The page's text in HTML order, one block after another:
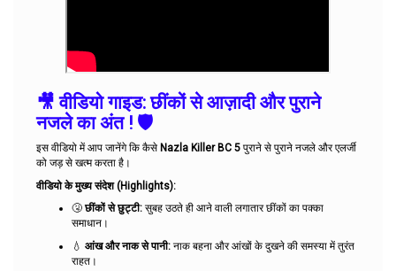
🎥 वीडियो गाइड: छींकों से आज़ादी और पुराने
नजले का अंत ! 🛡️
इस वीडियो में आप जानेंगे कि कैसे Nazla Killer BC 5 पुराने से पुराने नजले और एलर्जी
को जड़ से खत्म करता है।
वीडियो के मुख्य संदेश (Highlights):
🤧छींकों से छुट्टी: सुबह उठते ही आने वाली लगातार छींकों का पक्का
समाधान।
💧 आंख और नाक से पानी: नाक बहना और आंखों के दुखने की समस्या में तुरंत
राहत।